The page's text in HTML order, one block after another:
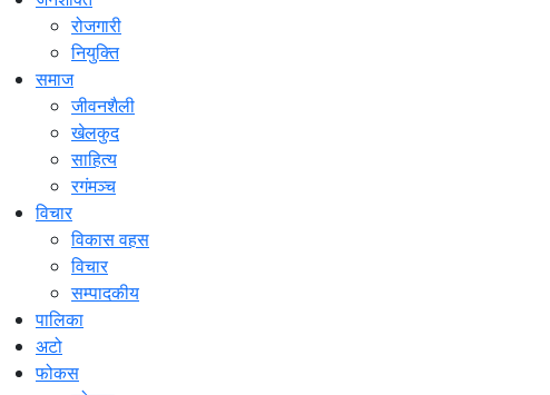
रोजगारी
नियुक्ति
समाज
जीवनशैली
खेलकुद
साहित्य
रगंमञ्च
विचार
विकास वहस
विचार
सम्पादकीय
पालिका
अटो
फोकस